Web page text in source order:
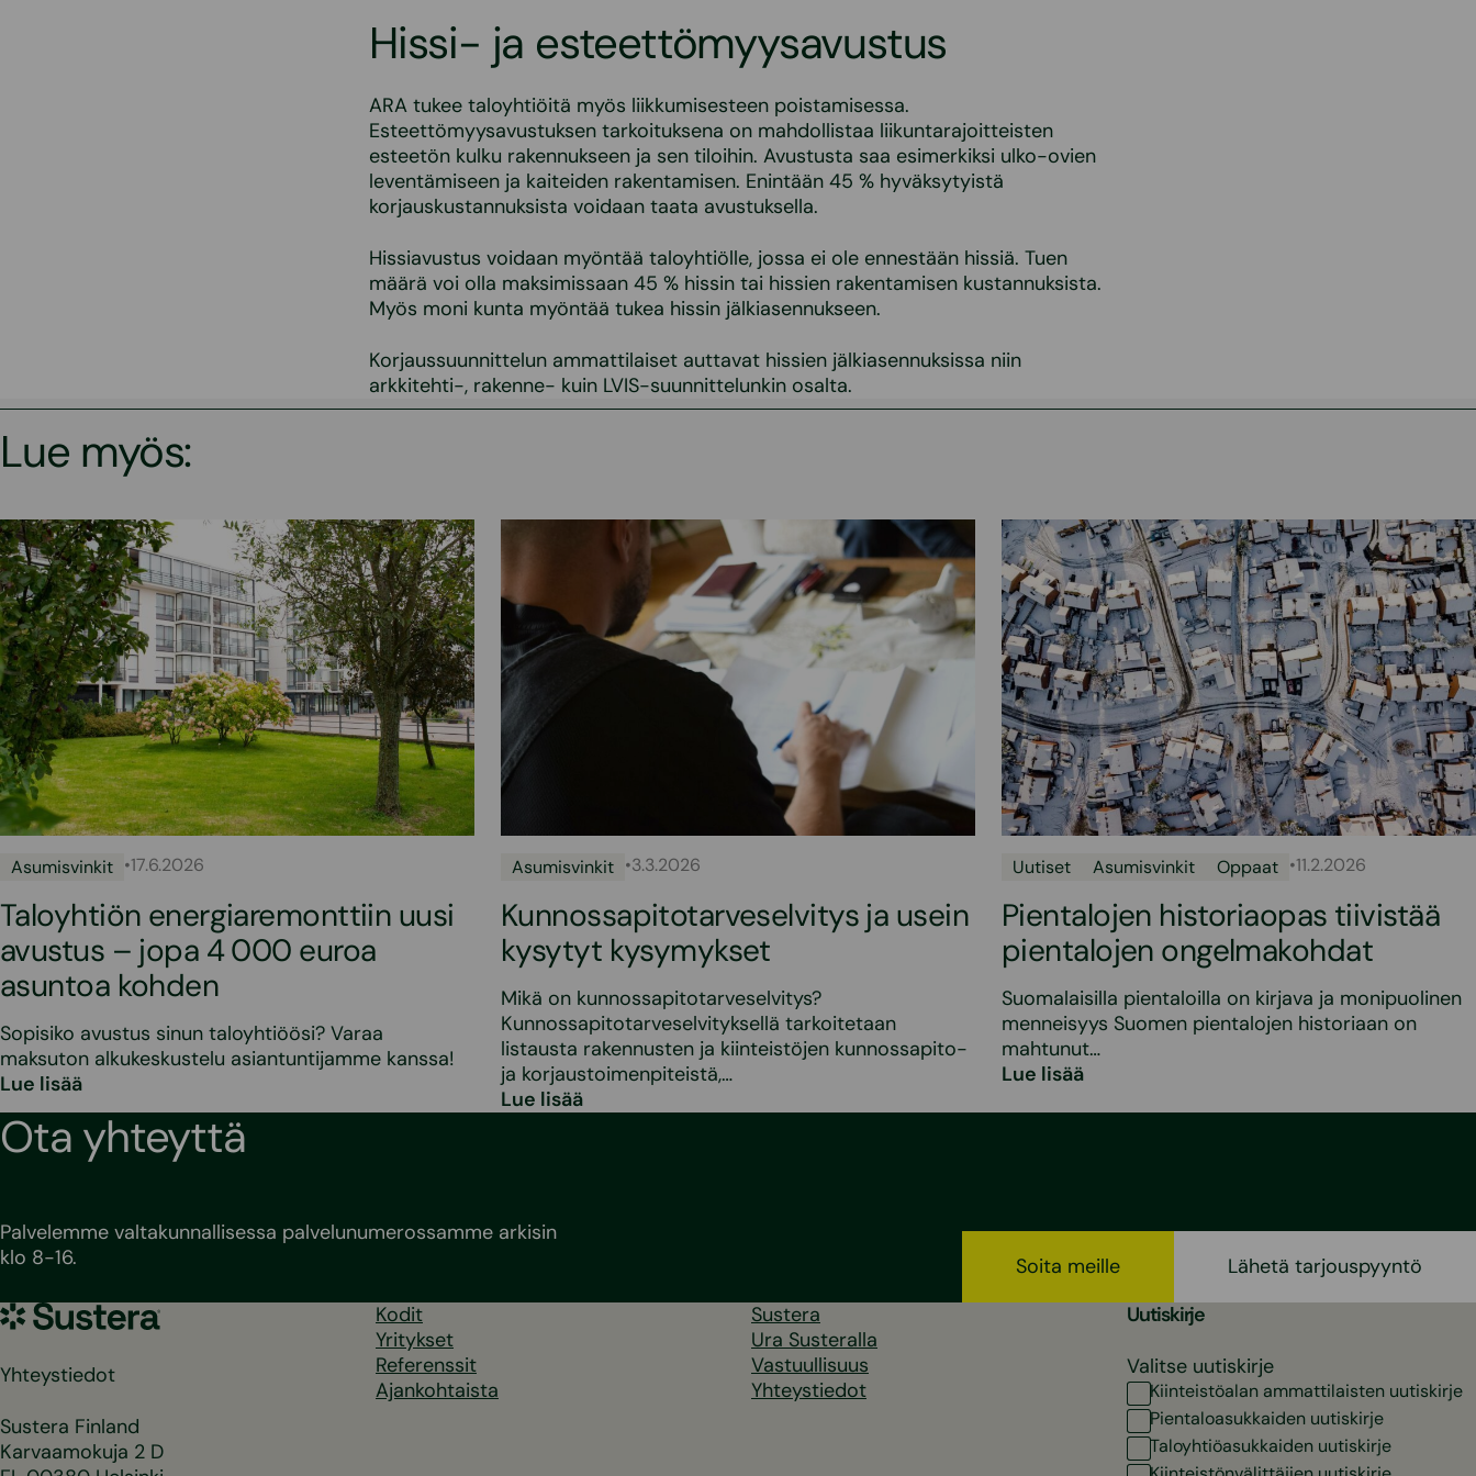
Hissi- ja esteettömyysavustus
ARA tukee taloyhtiöitä myös liikkumisesteen poistamisessa.
Esteettömyysavustuksen tarkoituksena on mahdollistaa liikuntarajoitteisten
esteetön kulku rakennukseen ja sen tiloihin. Avustusta saa esimerkiksi ulko-ovien
leventämiseen ja kaiteiden rakentamisen. Enintään 45 % hyväksytyistä
korjauskustannuksista voidaan taata avustuksella.
Hissiavustus voidaan myöntää taloyhtiölle, jossa ei ole ennestään hissiä. Tuen
määrä voi olla maksimissaan 45 % hissin tai hissien rakentamisen kustannuksista.
Myös moni kunta myöntää tukea hissin jälkiasennukseen.
Korjaussuunnittelun ammattilaiset auttavat hissien jälkiasennuksissa niin
arkkitehti-, rakenne- kuin LVIS-suunnittelunkin osalta.
Lue myös:
Asumisvinkit •17.6.2026
Taloyhtiön energiaremonttiin uusi
avustus – jopa 4 000 euroa
asuntoa kohden
Sopisiko avustus sinun taloyhtiöösi? Varaa
maksuton alkukeskustelu asiantuntijamme kanssa!
Lue lisää
Asumisvinkit •3.3.2026
Kunnossapitotarveselvitys ja usein
kysytyt kysymykset
Mikä on kunnossapitotarveselvitys?
Kunnossapitotarveselvityksellä tarkoitetaan
listausta rakennusten ja kiinteistöjen kunnossapito-
ja korjaustoimenpiteistä,…
Lue lisää
Uutiset Asumisvinkit Oppaat •11.2.2026
Pientalojen historiaopas tiivistää
pientalojen ongelmakohdat
Suomalaisilla pientaloilla on kirjava ja monipuolinen
menneisyys Suomen pientalojen historiaan on
mahtunut…
Lue lisää
Ota yhteyttä
Palvelemme valtakunnallisessa palvelunumerossamme arkisin
klo 8-16.
Soita meille
Lähetä tarjouspyyntö
Sustera
Yhteystiedot
Sustera Finland
Karvaamokuja 2 D
Kodit
Yritykset
Referenssit
Ajankohtaista
Sustera
Ura Susteralla
Vastuullisuus
Yhteystiedot
Uutiskirje
Valitse uutiskirje
Kiinteistöalan ammattilaisten uutiskirje
Pientaloasukkaiden uutiskirje
Taloyhtiöasukkaiden uutiskirje